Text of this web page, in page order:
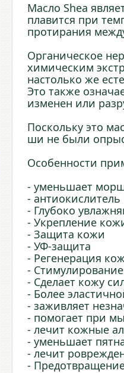
Масло Shea
плавится при
протирания
Органическое
химическим
настолько же
Это также
изменен или
Поскольку это
ши не были
Особенности
- уменьшает
- антиокислитель
- Глубоко
- Укрепление
- Защита кожи
- УФ-защита
- Регенерация
-
- Сделает кожу
- Более
- заживляет
- помогает при
- лечит кожные
- уменьшает
- лечит
-